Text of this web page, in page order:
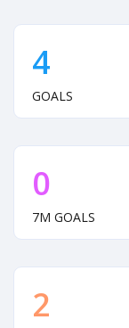
4
GOALS
0
7M GOALS
2